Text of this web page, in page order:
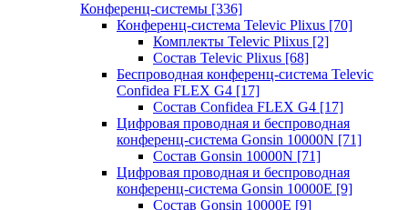
Конференц-системы [336]
Конференц-система Televic Plixus [70]
Комплекты Televic Plixus [2]
Состав Televic Plixus [68]
Беспроводная конференц-система Televic
Confidea FLEX G4 [17]
Состав Confidea FLEX G4 [17]
Цифровая проводная и беспроводная
конференц-система Gonsin 10000N [71]
Состав Gonsin 10000N [71]
Цифровая проводная и беспроводная
конференц-система Gonsin 10000E [9]
Состав Gonsin 10000E [9]